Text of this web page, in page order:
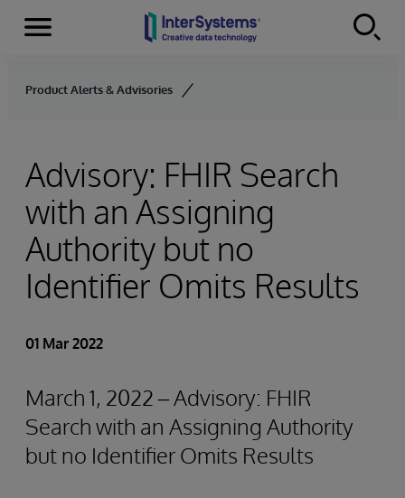
Skip to content
Menu
Product Alerts & Advisories
Advisory: FHIR Search
with an Assigning
Authority but no
Identifier Omits Results
01 Mar 2022
March 1, 2022 – Advisory: FHIR
Search with an Assigning Authority
but no Identifier Omits Results